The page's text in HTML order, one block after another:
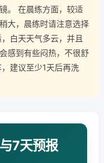
。 在晨练方面，较适
大，晨练时请注意选择
白天天气多云，并且
感到有些闷热，不很舒
建议至少1天后再洗
7天预报